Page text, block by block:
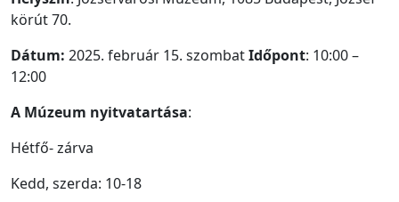
körút 70.
Dátum: 2025. február 15. szombatIdőpont: 10:00 –
12:00
A Múzeum nyitvatartása:
Hétfő- zárva
Kedd, szerda: 10-18